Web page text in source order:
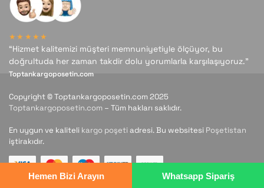
★★★★★
“Hizmet kalitemizi müşteri memnuniyetiyle ölçüyor, bu
doğrultuda her zaman takdir dolu yorumlarla karşılaşıyoruz.”
Toptankargoposetin.com
Copyright © Toptankargoposetin.com 2025
Toptankargoposetin.com – Tüm hakları saklıdır.
En uygun ve kaliteli kargo poşeti adresi. Bu websitesi Poşetistan
iştirakıdır.
Hemen Bizi Arayın Whatsapp Sipariş